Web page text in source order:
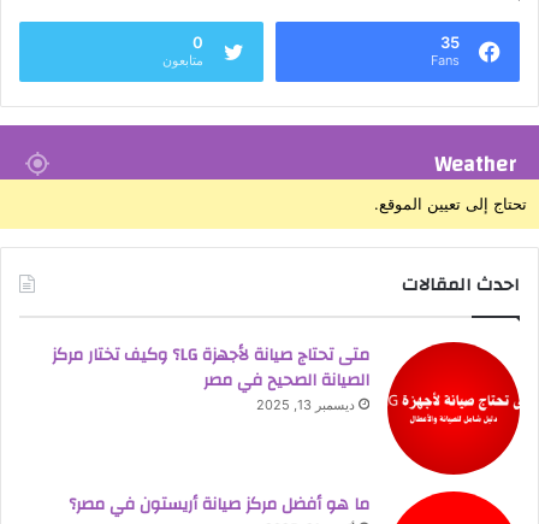
35
Fans
0
متابعون
Weather
تحتاج إلى تعيين الموقع.
احدث المقالات
متى تحتاج صيانة لأجهزة LG؟ وكيف تختار مركز
الصيانة الصحيح في مصر
ديسمبر 13, 2025
ما هو أفضل مركز صيانة أريستون في مصر؟